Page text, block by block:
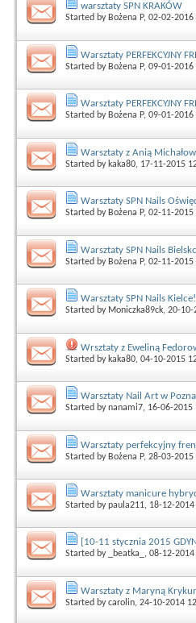
warsztaty SPN KRAKÓW
Started by Bożena P, 02-02-2016
Warsztaty PERFEKCYJNY
Started by Bożena P, 09-01-2016
Warsztaty PERFEKCYJNY
Started by Bożena P, 09-01-2016
Warsztaty z Anią
Started by kaka80, 17-11-2015
Warsztaty SPN Nails
Started by Bożena P, 02-11-2015
Warsztaty SPN Nails
Started by Bożena P, 02-11-2015
Warsztaty SPN Nails
Started by Moniczka89ck, 20-10-
Wrsztaty z Eweliną
Started by kaka80, 04-10-2015
Warsztaty Nail Art w
Started bynanami7, 16-06-2015
Warsztaty perfekcyjny
Started by Bożena P, 28-03-2015
Warsztaty manicure
Started bypaula211, 18-12-
[10-11 stycznia 2015
Started by _beatka_ , 08-12-
Warsztaty z Maryną
Started bycarolin, 24-10-2014